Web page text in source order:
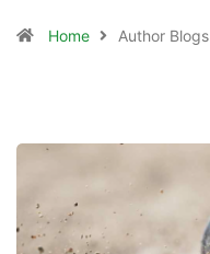
Home Author Blogs